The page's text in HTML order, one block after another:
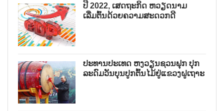
ປີ 2022, ເສດຖະກິດ ຫວຽດນາມ
ເລີ່ມຕົ້ນດ້ວຍຄວາມສະດວກດີ
ປະທານປະເທດ ຫງວຽນຊວນຟຸກ ປຸກ
ລະດົມວັນບຸນປູກຕົ້ນໄມ້ຢູ່ແຂວງຝູເຖາະ